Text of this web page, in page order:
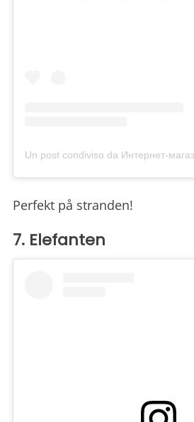
Perfekt på stranden!
7. Elefanten